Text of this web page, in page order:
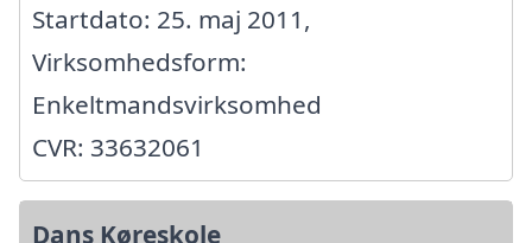
Startdato: 25. maj 2011,
Virksomhedsform:
Enkeltmandsvirksomhed
CVR: 33632061
Dans Køreskole